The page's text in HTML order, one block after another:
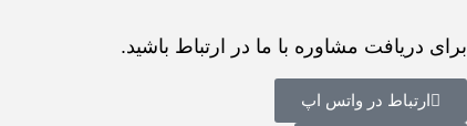
برای دریافت مشاوره با ما در ارتباط باشید.
ارتباط در واتس اپ